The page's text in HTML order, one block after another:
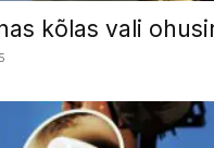
kõlas vali